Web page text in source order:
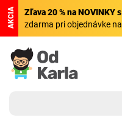
AKCIA Zľava 20 % na NOVINKY
zdarma pri objednávke